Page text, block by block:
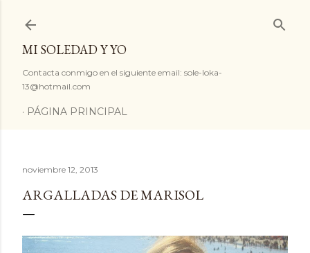
MI SOLEDAD Y YO
Contacta conmigo en el siguiente email: sole-loka-
13@hotmail.com
PÁGINA PRINCIPAL
noviembre 12, 2013
ARGALLADAS DE MARISOL